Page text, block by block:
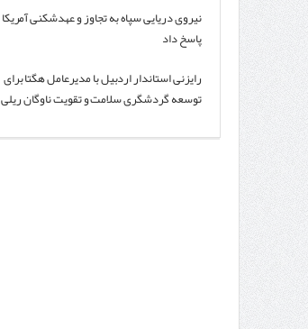
استان بررسی شد
نیروی دریایی سپاه به تجاوز و عهدشکنی آمریکا
پاسخ داد
رایزنی استاندار اردبیل با مدیرعامل هگتا برای
توسعه گردشگری سلامت و تقویت ناوگان ریلی